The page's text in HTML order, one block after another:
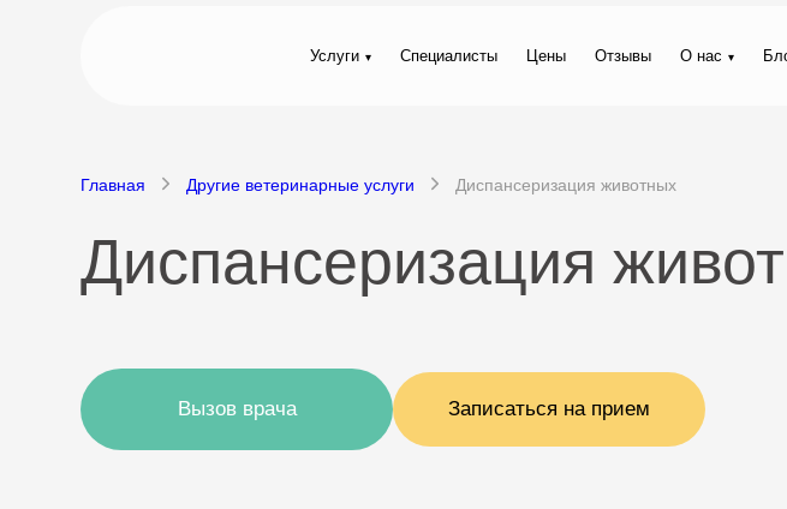
Услуги Специалисты Цены Отзывы О нас
Главная Другие ветеринарные услуги Диспансеризация животных
Диспансеризация
Вызов врача Записаться на прием